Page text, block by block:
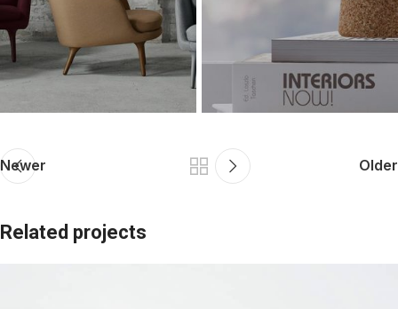
Newer Older
Related projects